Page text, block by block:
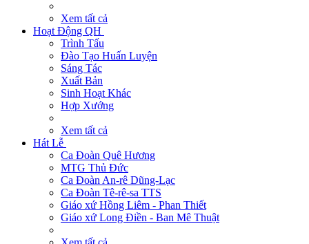
Xem tất cả
Hoạt Động QH
Trình Tấu
Đào Tạo Huấn Luyện
Sáng Tác
Xuất Bản
Sinh Hoạt Khác
Hợp Xướng
Xem tất cả
Hát Lễ
Ca Đoàn Quê Hương
MTG Thủ Đức
Ca Đoàn An-rê Dũng-Lạc
Ca Đoàn Tê-rê-sa TTS
Giáo xứ Hồng Liêm - Phan Thiết
Giáo xứ Long Điền - Ban Mê Thuật